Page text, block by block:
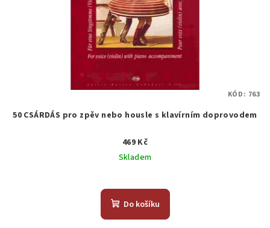
50 CSÁRDÁS pro zpěv nebo housle s klavírním doprovodem
469 Kč
Skladem
Do košíku
KÓD: 763